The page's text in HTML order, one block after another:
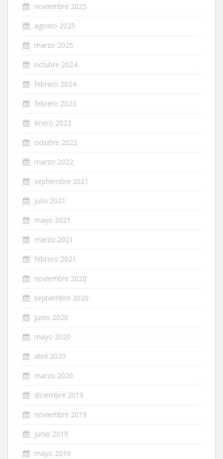
noviembre 2025
agosto 2025
marzo 2025
octubre 2024
febrero 2024
febrero 2023
enero 2023
octubre 2022
marzo 2022
septiembre 2021
julio 2021
mayo 2021
marzo 2021
febrero 2021
noviembre 2020
septiembre 2020
junio 2020
mayo 2020
abril 2020
marzo 2020
diciembre 2019
noviembre 2019
junio 2019
mayo 2019